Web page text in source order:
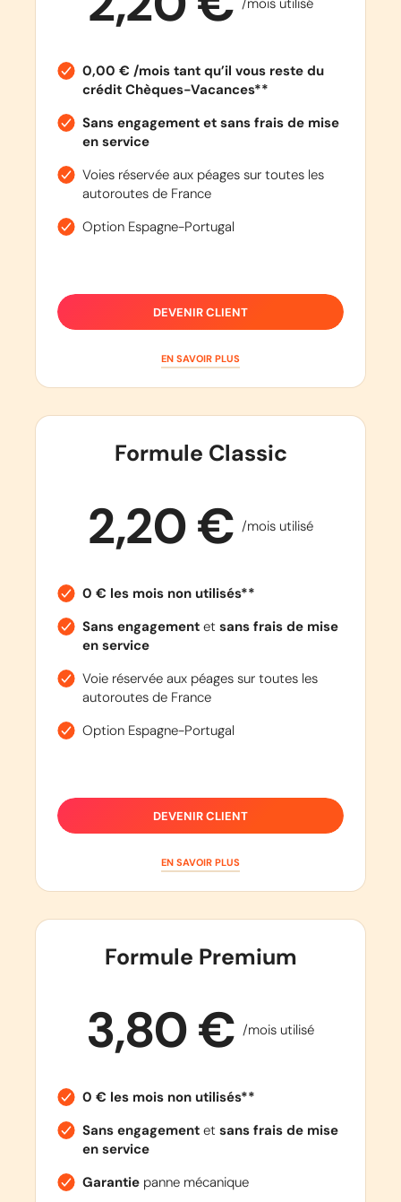
/mois utilisé
0,00 € /mois tant qu’il vous reste du
crédit Chèques-Vacances**
Sans engagement et sans frais de mise
en service
Voies réservée aux péages sur toutes les
autoroutes de France
Option Espagne-Portugal
DEVENIR CLIENT
EN SAVOIR PLUS
Formule Classic
2,20 € /mois utilisé
0 € les mois non utilisés**
Sans engagementet sans frais de mise
en service
Voie réservée aux péages sur toutes les
autoroutes de France
Option Espagne-Portugal
DEVENIR CLIENT
EN SAVOIR PLUS
Formule Premium
3,80 € /mois utilisé
0 € les mois non utilisés**
Sans engagementet sans frais de mise
en service
Garantiepanne mécanique